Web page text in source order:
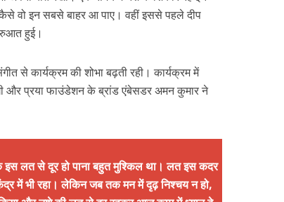
वो इन सबसे बाहर आ पाए। वहीं इससे पहले दीप
हुई।
से कार्यक्रम की शोभा बढ़ती रही। कार्यक्रम में
और प्रया फाउंडेशन के ब्रांड एंबेसडर अमन कुमार ने
इस लत से दूर हो पाना बहुत मुश्किल था। लत इस कदर
में भी रहा। लेकिन जब तक मन में दृढ़ निश्चय न हो,